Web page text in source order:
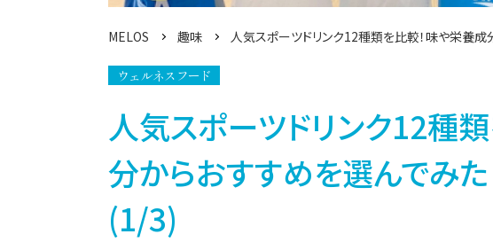
MELOS 趣味 人気スポーツドリンク12種類を比較！味や栄養
ウェルネスフード
人気スポーツドリンク12種
分からおすすめを選んでみ
(1/3)